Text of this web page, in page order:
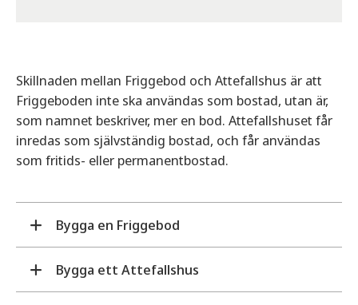
Skillnaden mellan Friggebod och Attefallshus är att
Friggeboden inte ska användas som bostad, utan är,
som namnet beskriver, mer en bod. Attefallshuset får
inredas som självständig bostad, och får användas
som fritids- eller permanentbostad.
Bygga en Friggebod
En friggebod får du bygga på en fastighet där det
redan finns byggnader sedan innan. Den skall
Bygga ett Attefallshus